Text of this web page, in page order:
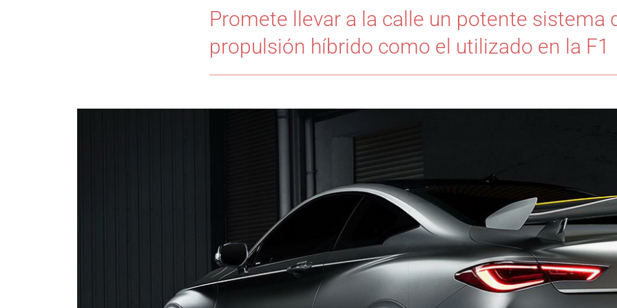
Promete llevar a la calle un potente sistema
propulsión híbrido como el utilizado en la F1